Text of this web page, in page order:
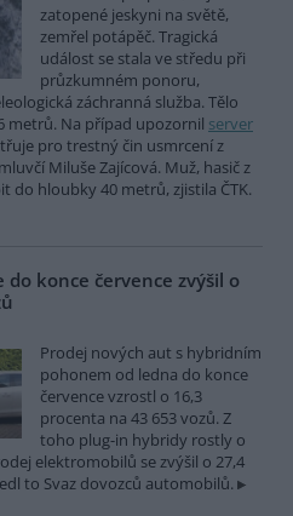
zatopené jeskyni na světě,
zemřel potápěč. Tragická
událost se stala ve středu při
průzkumném ponoru,
záchranná služba. Tělo
metrů. Na případ upozornil server
pro trestný čin usmrcení z
Miluše Zajícová. Muž, hasič z
do hloubky 40 metrů, zjistila ČTK.
konce července zvýšil o
Prodej nových aut s hybridním
pohonem od ledna do konce
července vzrostl o 16,3
procenta na 43 653 vozů. Z
toho plug-in hybridy rostly o
elektromobilů se zvýšil o 27,4
to Svaz dovozců automobilů.